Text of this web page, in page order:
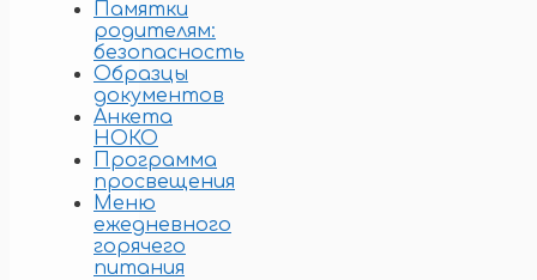
Памятки
родителям:
безопасность
Образцы
документов
Анкета
НОКО
Программа
просвещения
Меню
ежедневного
горячего
питания